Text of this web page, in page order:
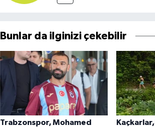
Bunlar da ilginizi çekebilir
Trabzonspor, Mohamed